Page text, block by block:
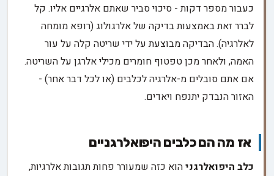
כעבור מספר דקות - סיכוי סביר שאתם אלרגיים אליו. קל
לברר זאת באמצעות בדיקה של אלרגולוג (רופא מומחה
לאלרגיה). הבדיקה מבוצעת על ידי שריטה קלה על עור
האמה, ולאחר מכן טפטוף חומרים מכילי אלרגן על השריטה.
אם אתם סובלים מ-אלרגיה לכלבים (או לכל דבר אחר) -
האזור הנבדק יתנפח ויאדים.
אז מה הם כלבים היפואלרגניים
כלב היפואלרגניהוא כזה שמעורר פחות תגובות אלרגיות,